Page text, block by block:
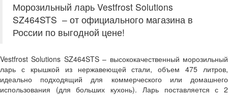
Морозильный ларь Vestfrost Solutions
SZ464STS – от официального магазина в
России по выгодной цене!
Vestfrost Solutions SZ464STS – высококачественный морозильный
ларь с крышкой из нержавеющей стали, объем 475 литров,
идеально подходящий для коммерческого или домашнего
использования (для больших кухонь). Ларь поставляется с 2